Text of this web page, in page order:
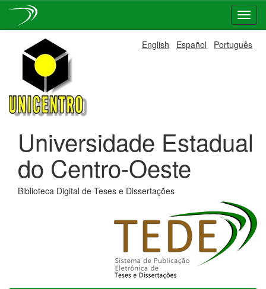
navigation
English Español Português
Universidade Estadual
do Centro-Oeste
Biblioteca Digital de Teses e Dissertações